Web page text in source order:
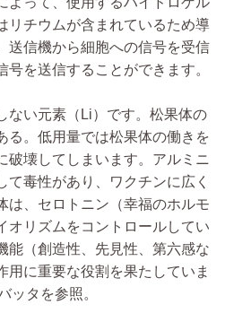
リチウムが含まれているため導
送信機から細胞への信号を受信
号を送信することができます。
ない元素（Li）です。松果体の
る。低用量では松果体の働きを
破壊してしまいます。アルミニ
て毒性があり、ワクチンに広く
は、セロトニン（幸福のホルモ
オリズムをコントロールしてい
能（創造性、先見性、第六感な
用に重要な役割を果たしていま
ッタを参照。